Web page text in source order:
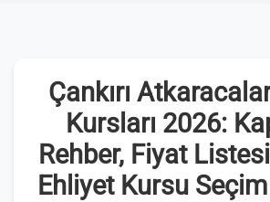
Çankırı
Kursları 2026:
Rehber, Fiyat
Ehliyet Kursu